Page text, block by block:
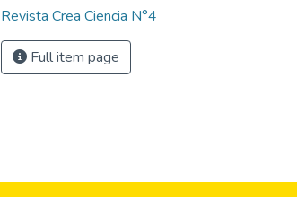
Revista Crea Ciencia N°4
Full item page